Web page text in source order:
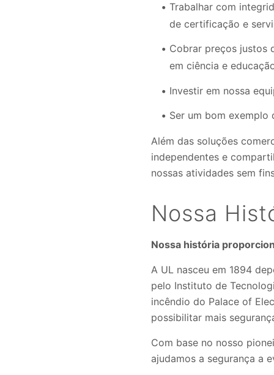
Trabalhar com
de certificação e
Cobrar preços justos
em ciência e
Investir em nossa
Ser um bom
Além das soluções
independentes e
nossas atividades sem
Nossa
Nossa história
A UL nasceu em 1894
pelo Instituto de
incêndio do Palace of
possibilitar mais
Com base no nosso
ajudamos a segurança a